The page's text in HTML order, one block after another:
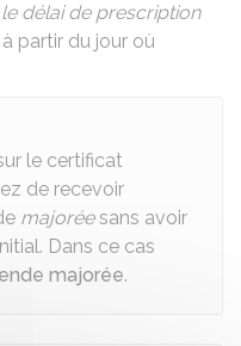
le délai de prescription
partir du jour où
le certificat
de recevoir
majoréesans avoir
Dans ce cas
majorée.